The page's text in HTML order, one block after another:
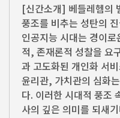
[신간소개] 베들레헴의
풍조를 비추는 성탄의
인공지능 시대는 경이
적, 존재론적 성찰을 요
과 고도화된 개인화 서
윤리관, 가치관의 심화
다. 이러한 시대적 풍조
사의 깊은 의미를 되새